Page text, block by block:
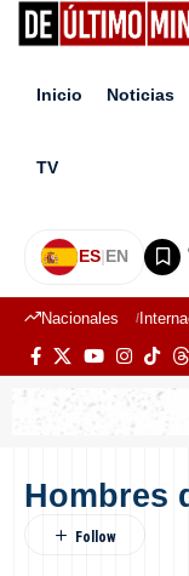
Inicio Noticias
TV
ES|EN
Nacionales
Hombres